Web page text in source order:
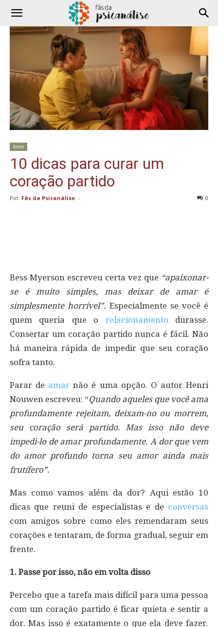
Amor
10 dicas para curar um
coração partido
Por Fãs da Psicanálise - 0
Bess Myerson escreveu certa vez que “apaixonar-
se é muito simples, mas deixar de amar é
simplesmente horrível”. Especialmente se você é
quem queria que o relacionamento durasse.
Consertar um coração partido nunca é fácil. Não
há maneira rápida de impedir que seu coração
sofra tanto.
Parar de amar não é uma opção. O autor Henri
Nouwen escreveu: “Quando aqueles que você ama
profundamente rejeitam, deixam-no ou morrem,
seu coração será partido. Mas isso não deve
impedi-lo de amar profundamente. A dor que vem
do amor profundo torna seu amor ainda mais
frutífero”.
Mas como vamos além da dor? Aqui estão 10
dicas que reuni de especialistas e de conversas
com amigos sobre como eles remendaram seus
corações e tentaram, de forma gradual, seguir em
frente.
1. Passe por isso, não em volta disso
Percebo que a tarefa mais difícil para uma pessoa
com um coração partido é ficar quieta e sentir a
dor. Mas isso é exatamente o que ela deve fazer.